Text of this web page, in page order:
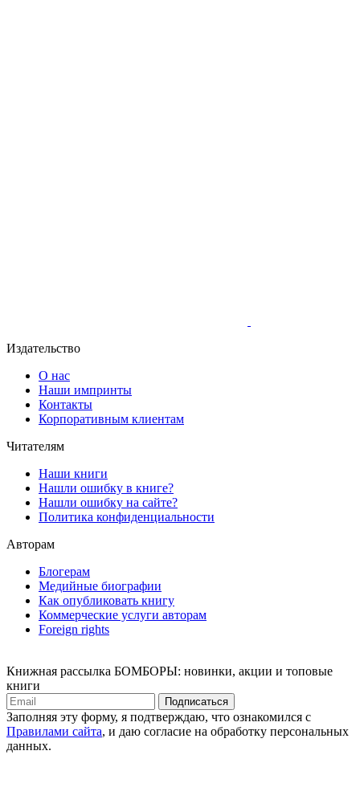
Издательство
О нас
Наши импринты
Контакты
Корпоративным клиентам
Читателям
Наши книги
Нашли ошибку в книге?
Нашли ошибку на сайте?
Политика конфиденциальности
Авторам
Блогерам
Медийные биографии
Как опубликовать книгу
Коммерческие услуги авторам
Foreign rights
Книжная рассылка БОМБОРЫ: новинки, акции и топовые
книги
Подписаться
Заполняя эту форму, я подтверждаю, что ознакомился с
Правилами сайта, и даю согласие на обработку персональных
данных.